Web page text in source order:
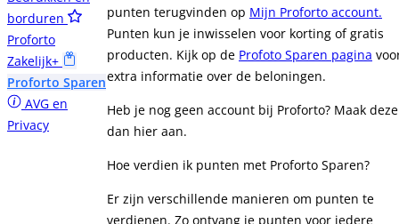
borduren
Proforto
Zakelijk+
Proforto Sparen
AVG en
Privacy
punten terugvinden op Mijn Proforto account.
Punten kun je inwisselen voor korting of gratis
producten. Kijk op de Profoto Sparen pagina
extra informatie over de beloningen.
Heb je nog geen account bij Proforto? Maak deze
dan hier aan.
Hoe verdien ik punten met Proforto Sparen?
Er zijn verschillende manieren om punten te
verdienen. Zo ontvang je punten voor iedere